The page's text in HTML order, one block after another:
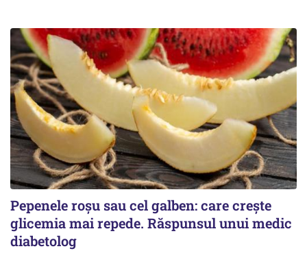
Pepenele roșu sau cel galben: care crește
glicemia mai repede. Răspunsul unui medic
diabetolog